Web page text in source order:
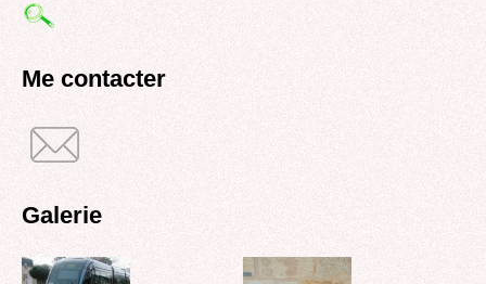
de
Me contacter
Galerie